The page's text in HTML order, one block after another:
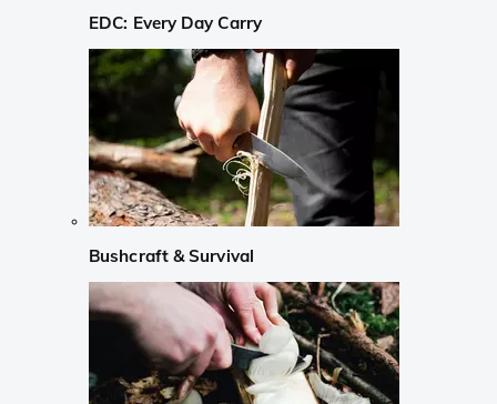
EDC: Every Day Carry
Bushcraft & Survival